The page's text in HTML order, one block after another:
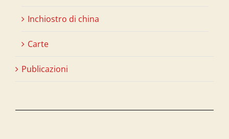
Inchiostro di china
Carte
Publicazioni